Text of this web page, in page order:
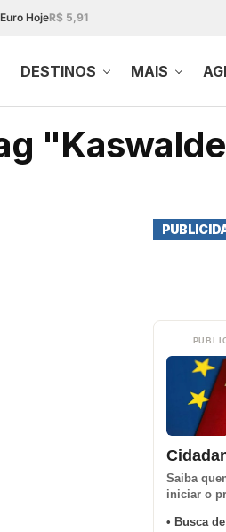
Euro HojeR$ 5,91
DESTINOS MAIS
Saiba
iniciar o
• Busca